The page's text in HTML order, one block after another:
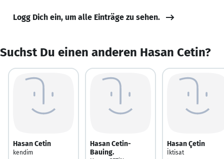
Logg Dich ein, um alle Einträge zu sehen.
Suchst Du einen anderen Hasan Cetin?
Hasan Cetin
kendim
Hasan Cetin-
Bauing.
Hasan Çetin
İktisat